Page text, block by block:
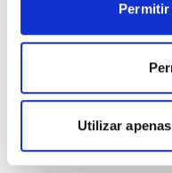
Utilizar